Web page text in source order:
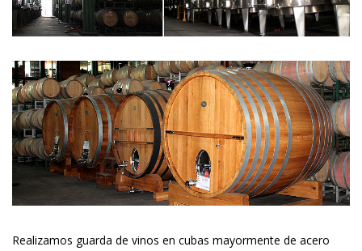
Realizamos guarda de vinos en cubas mayormente de acero